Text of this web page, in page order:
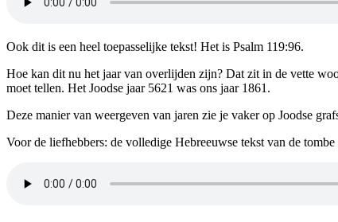
Ook dit is een heel toepasselijke tekst! Het is Psalm 119:96.
Hoe kan dit nu het jaar van overlijden zijn? Dat zit in de vette
moet tellen. Het Joodse jaar 5621 was ons jaar 1861.
Deze manier van weergeven van jaren zie je vaker op Joodse
Voor de liefhebbers: de volledige Hebreeuwse tekst van de